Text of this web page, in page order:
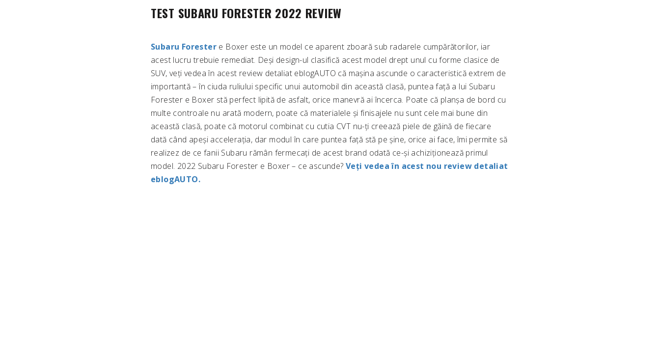
TEST SUBARU FORESTER 2022 REVIEW
Subaru Forester e Boxer este un model ce aparent zboară sub radarele cumpărătorilor, iar
acest lucru trebuie remediat. Deși design-ul clasifică acest model drept unul cu forme clasice de
SUV, veți vedea în acest review detaliat eblogAUTO că mașina ascunde o caracteristică extrem de
importantă – în ciuda ruliului specific unui automobil din această clasă, puntea față a lui Subaru
Forester e Boxer stă perfect lipită de asfalt, orice manevră ai încerca. Poate că planșa de bord cu
multe controale nu arată modern, poate că materialele și finisajele nu sunt cele mai bune din
această clasă, poate că motorul combinat cu cutia CVT nu-ți creează piele de găină de fiecare
dată când apeși accelerația, dar modul în care puntea față stă pe șine, orice ai face, îmi permite să
realizez de ce fanii Subaru rămân fermecați de acest brand odată ce-și achiziționează primul
model. 2022 Subaru Forester e Boxer – ce ascunde? Veți vedea în acest nou review detaliat
eblogAUTO.